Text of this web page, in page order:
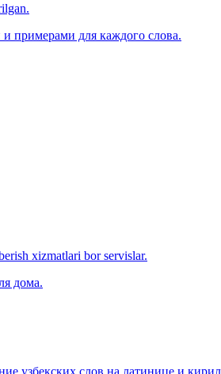
примерами для каждого слова.
xizmatlari bor servislar.
дома.
узбекских слов на латинице и